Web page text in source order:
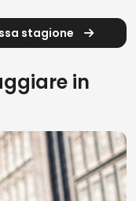
stagione
in